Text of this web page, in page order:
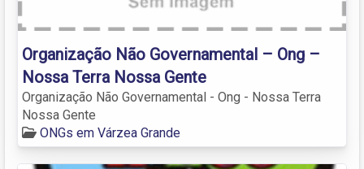
Organização Não Governamental – Ong –
Nossa Terra Nossa Gente
Organização Não Governamental - Ong - Nossa Terra
Nossa Gente
ONGs em Várzea Grande